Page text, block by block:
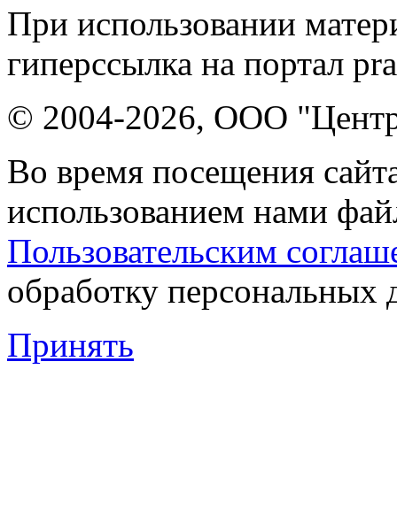
При использовании
гиперссылка на портал
© 2004-2026, ООО "Центр
Во время посещения
использованием нами
Пользовательским
обработку персональных
Принять